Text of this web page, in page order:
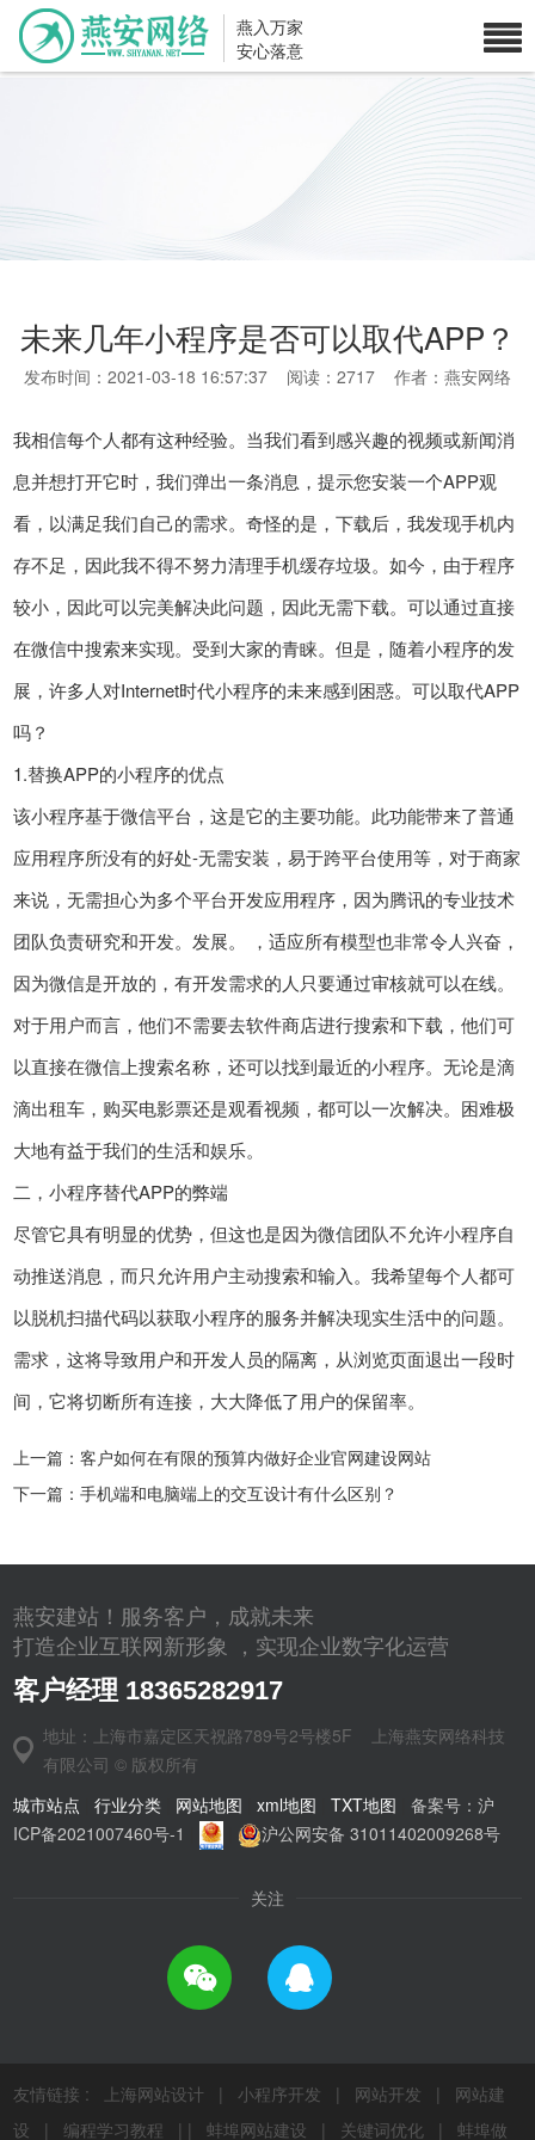
燕入万家
安心落意
未来几年小程序是否可以取代APP？
发布时间：2021-03-18 16:57:37 阅读：2717 作者：燕安网络
我相信每个人都有这种经验。当我们看到感兴趣的视频或新闻消
息并想打开它时，我们弹出一条消息，提示您安装一个APP观
看，以满足我们自己的需求。奇怪的是，下载后，我发现手机内
存不足，因此我不得不努力清理手机缓存垃圾。如今，由于程序
较小，因此可以完美解决此问题，因此无需下载。可以通过直接
在微信中搜索来实现。受到大家的青睐。但是，随着小程序的发
展，许多人对Internet时代小程序的未来感到困惑。可以取代APP
吗？
1.替换APP的小程序的优点
该小程序基于微信平台，这是它的主要功能。此功能带来了普通
应用程序所没有的好处-无需安装，易于跨平台使用等，对于商家
来说，无需担心为多个平台开发应用程序，因为腾讯的专业技术
团队负责研究和开发。发展。 ，适应所有模型也非常令人兴奋，
因为微信是开放的，有开发需求的人只要通过审核就可以在线。
对于用户而言，他们不需要去软件商店进行搜索和下载，他们可
以直接在微信上搜索名称，还可以找到最近的小程序。无论是滴
滴出租车，购买电影票还是观看视频，都可以一次解决。困难极
大地有益于我们的生活和娱乐。
二，小程序替代APP的弊端
尽管它具有明显的优势，但这也是因为微信团队不允许小程序自
动推送消息，而只允许用户主动搜索和输入。我希望每个人都可
以脱机扫描代码以获取小程序的服务并解决现实生活中的问题。
需求，这将导致用户和开发人员的隔离，从浏览页面退出一段时
间，它将切断所有连接，大大降低了用户的保留率。
上一篇：客户如何在有限的预算内做好企业官网建设网站
下一篇：手机端和电脑端上的交互设计有什么区别？
燕安建站！服务客户，成就未来
打造企业互联网新形象 ，实现企业数字化运营
客户经理 18365282917
地址：上海市嘉定区天祝路789号2号楼5F 上海燕安网络科技
有限公司 © 版权所有
城市站点
|行业分类 网站地图 |xml地图 |TXT地图 |备案号：沪
ICP备2021007460号-1
沪公网安备 31011402009268号
关注
友情链接 : 上海网站设计 | 小程序开发 | 网站开发 |
网站建
设
| 编程学习教程 | | 蚌埠网站建设 | 关键词优化 | 蚌埠做